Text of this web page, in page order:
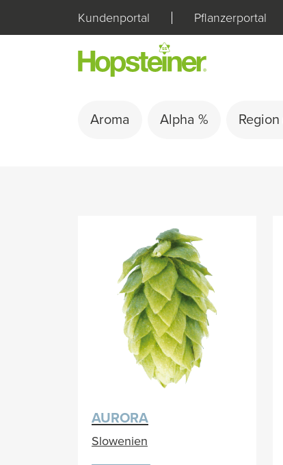
Kundenportal Pflanzerportal
Aroma Alpha % Region
AURORA
Slowenien